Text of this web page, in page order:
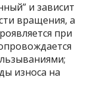
и зависит
вращения, а
при
износа на